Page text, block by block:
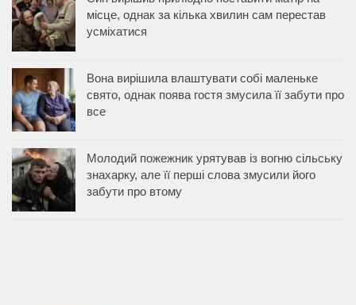
місце, однак за кілька хвилин сам перестав
усміхатися
Вона вирішила влаштувати собі маленьке
свято, однак поява гостя змусила її забути про
все
Молодий пожежник урятував із вогню сільську
знахарку, але її перші слова змусили його
забути про втому